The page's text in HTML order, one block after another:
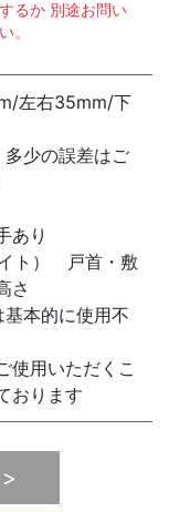
るか 別途お問い
。
左右35mm/下
少の誤差はご
あり
ト） 戸首・敷
さ
本的に使用不
使用いただくこ
おります